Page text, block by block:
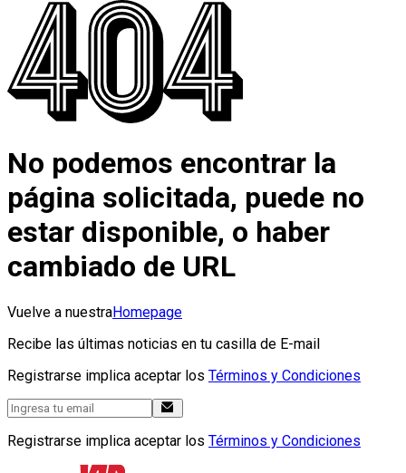
No podemos encontrar la
página solicitada, puede no
estar disponible, o haber
cambiado de URL
Vuelve a nuestraHomepage
Recibe las últimas noticias en tu casilla de E-mail
Registrarse implica aceptar los Términos y Condiciones
Registrarse implica aceptar los Términos y Condiciones